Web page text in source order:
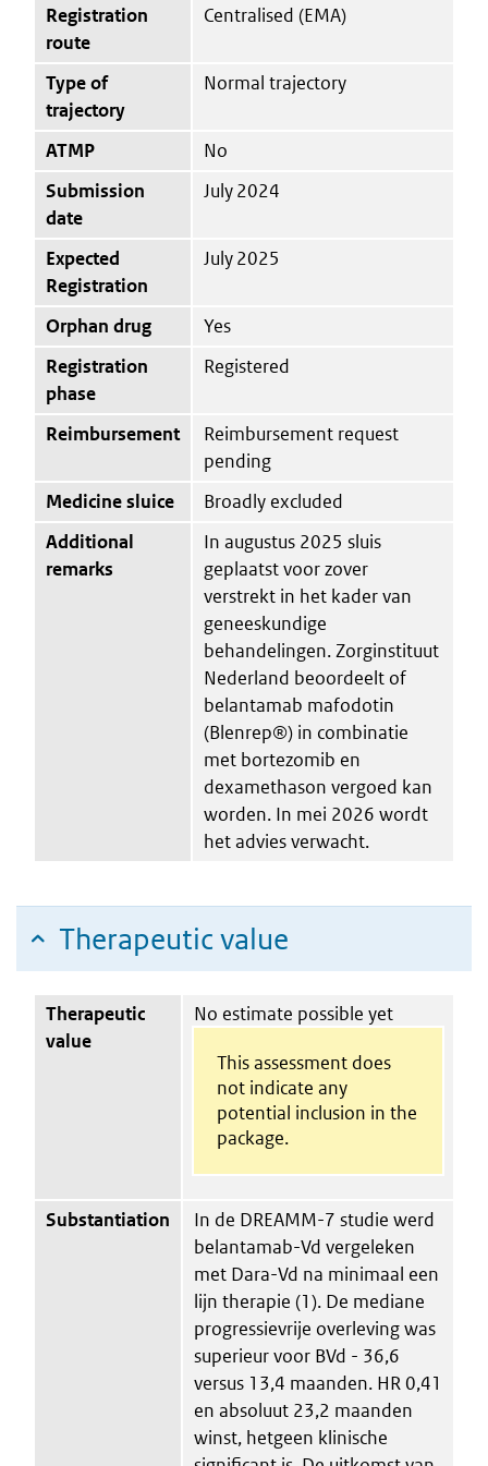
Registration
route
Centralised (EMA)
Type of
trajectory
Normal trajectory
ATMP
No
Submission
date
July 2024
Expected
Registration
July 2025
Orphan drug
Yes
Registration
phase
Registered
Reimbursement
Reimbursement request
pending
Medicine sluice
Broadly excluded
Additional
remarks
In augustus 2025 sluis
geplaatst voor zover
verstrekt in het kader van
geneeskundige
behandelingen. Zorginstituut
Nederland beoordeelt of
belantamab mafodotin
(Blenrep®) in combinatie
met bortezomib en
dexamethason vergoed kan
worden. In mei 2026 wordt
het advies verwacht.
Therapeutic value
Therapeutic
value
No estimate possible yet
This assessment does
not indicate any
potential inclusion in the
package.
Substantiation
In de DREAMM-7 studie werd
belantamab-Vd vergeleken
met Dara-Vd na minimaal een
lijn therapie (1). De mediane
progressievrije overleving was
superieur voor BVd - 36,6
versus 13,4 maanden. HR 0,41
en absoluut 23,2 maanden
winst, hetgeen klinische